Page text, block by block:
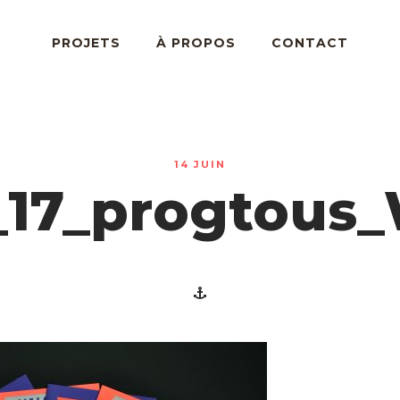
PROJETS À PROPOS CONTACT
14 JUIN